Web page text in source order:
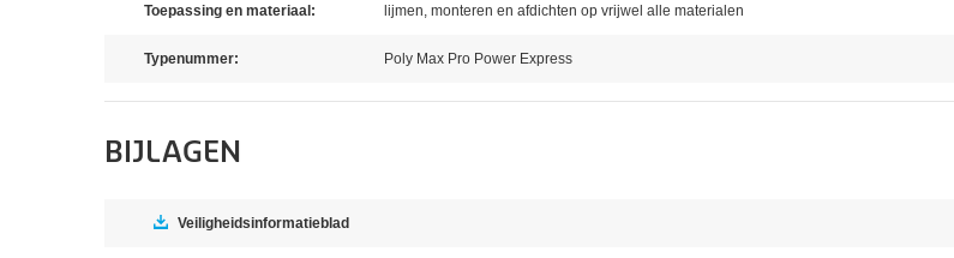
Toepassing en materiaal: lijmen, monteren en afdichten op vrijwel alle materialen
Typenummer: Poly Max Pro Power Express
BIJLAGEN
Veiligheidsinformatieblad